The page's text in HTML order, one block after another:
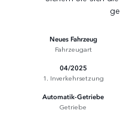
Neues Fahrzeug
Fahrzeugart
04/2025
1. Inverkehrsetzung
Automatik-Getriebe
Getriebe